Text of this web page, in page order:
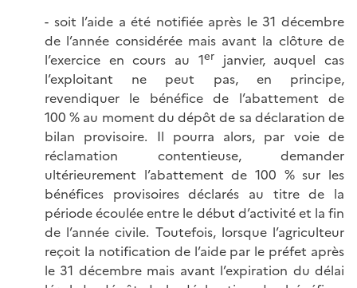
- soit l’aide a été notifiée après le 31 décembre
de l’année considérée mais avant la clôture de
l’exercice en cours au 1erjanvier, auquel cas
l’exploitant ne peut pas, en principe,
revendiquer le bénéfice de l’abattement de
100 % au moment du dépôt de sa déclaration de
bilan provisoire. Il pourra alors, par voie de
réclamation contentieuse, demander
ultérieurement l’abattement de 100 % sur les
bénéfices provisoires déclarés au titre de la
période écoulée entre le début d’activité et la fin
de l’année civile. Toutefois, lorsque l’agriculteur
reçoit la notification de l’aide par le préfet après
le 31 décembre mais avant l’expiration du délai